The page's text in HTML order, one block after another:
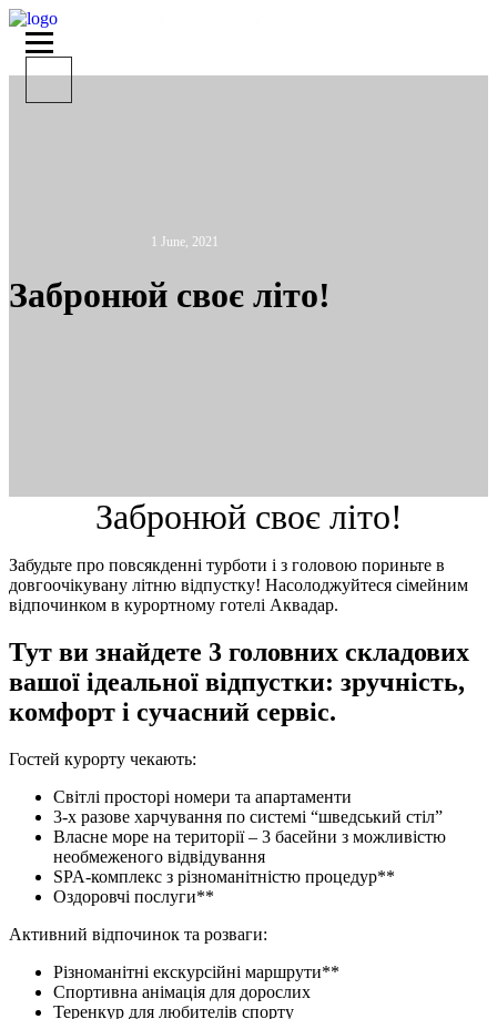
1 June, 2021
Забронюй своє літо!
Забронюй своє літо!
Забудьте про повсякденні турботи і з головою пориньте в
довгоочікувану літню відпустку! Насолоджуйтеся сімейним
відпочинком в курортному готелі Аквадар.
Тут ви знайдете 3 головних складових
вашої ідеальної відпустки: зручність,
комфорт і сучасний сервіс.
Гостей курорту чекають:
Світлі просторі номери та апартаменти
3-х разове харчування по системі “шведський стіл”
Власне море на території – 3 басейни з можливістю
необмеженого відвідування
SPA-комплекс з різноманітністю процедур**
Оздоровчі послуги**
Активний відпочинок та розваги:
Різноманітні екскурсійні маршрути**
Спортивна анімація для дорослих
Теренкур для любителів спорту